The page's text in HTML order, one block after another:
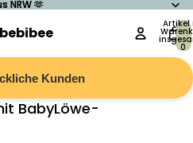
NRW 🫶
NRW 🫶
Artikel
0
Kunden
BabyLöwe-